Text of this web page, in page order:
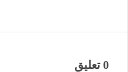
0 تعليق